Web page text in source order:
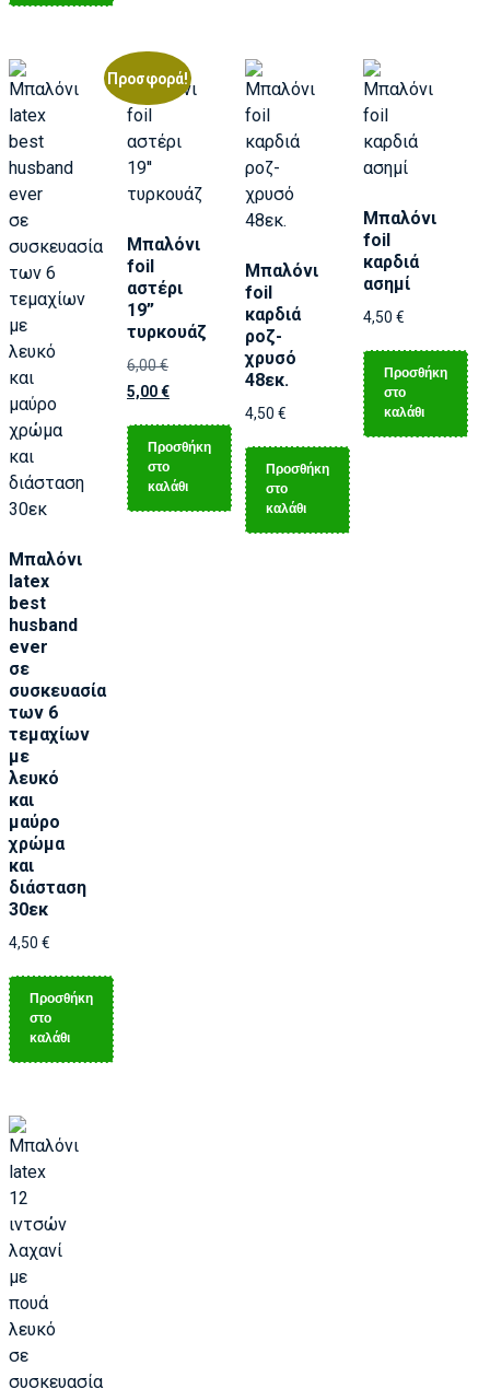
Μπαλόνι
latex
best
husband
ever
σε
συσκευασία
των 6
τεμαχίων
με
λευκό
και
μαύρο
χρώμα
και
διάσταση
30εκ
4,50 €
Προσθήκη
στο
καλάθι
Προσφορά!
Μπαλόνι
foil
αστέρι
19”
τυρκουάζ
6,00€
5,00€
Προσθήκη
στο
καλάθι
Μπαλόνι
foil
καρδιά
ροζ-
χρυσό
48εκ.
4,50 €
Προσθήκη
στο
καλάθι
Μπαλόνι
foil
καρδιά
ασημί
4,50 €
Προσθήκη
στο
καλάθι